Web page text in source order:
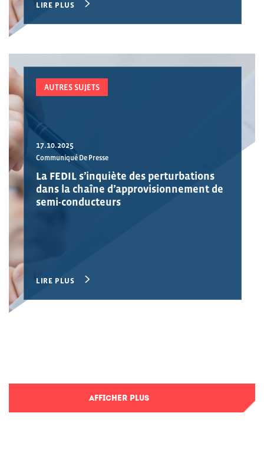
LIRE PLUS
AUTRES SUJETS
17.10.2025
Communiqué De Presse
La FEDIL s’inquiète des perturbations
dans la chaîne d’approvisionnement de
semi-conducteurs
LIRE PLUS
AFFICHER PLUS